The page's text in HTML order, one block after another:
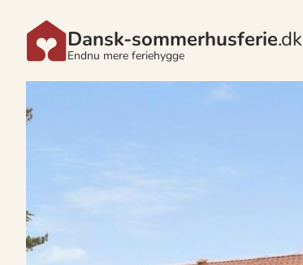
Dansk-sommerhusferie.dk
Endnu mere feriehygge